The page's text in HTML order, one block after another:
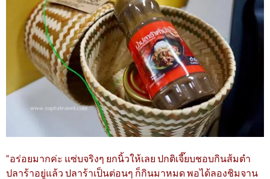
“อร่อยมากค่ะ แซ่บจริงๆ ยกนิ้วให้เลย ปกติเจี๊ยบชอบกินส้มตำ
ปลาร้าอยู่แล้ว ปลาร้าเป็นต่อนๆ ก็กินมาหมด พอได้ลองชิมจาน